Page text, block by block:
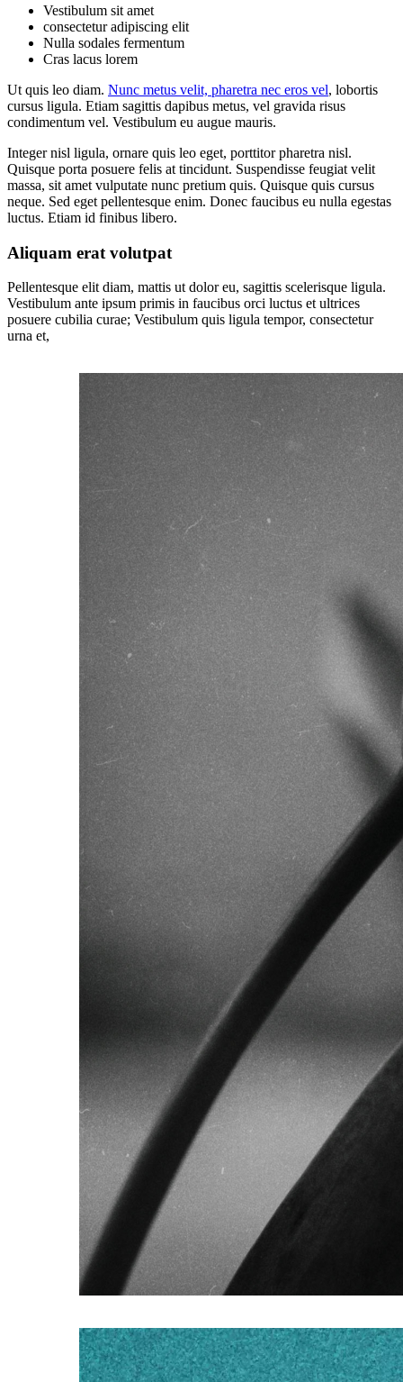
Vestibulum sit amet
consectetur adipiscing elit
Nulla sodales fermentum
Cras lacus lorem
Ut quis leo diam. Nunc metus velit, pharetra nec eros vel, lobortis
cursus ligula. Etiam sagittis dapibus metus, vel gravida risus
condimentum vel. Vestibulum eu augue mauris.
Integer nisl ligula, ornare quis leo eget, porttitor pharetra nisl.
Quisque porta posuere felis at tincidunt. Suspendisse feugiat velit
massa, sit amet vulputate nunc pretium quis. Quisque quis cursus
neque. Sed eget pellentesque enim. Donec faucibus eu nulla egestas
luctus. Etiam id finibus libero.
Aliquam erat volutpat
Pellentesque elit diam, mattis ut dolor eu, sagittis scelerisque ligula.
Vestibulum ante ipsum primis in faucibus orci luctus et ultrices
posuere cubilia curae; Vestibulum quis ligula tempor, consectetur
urna et,